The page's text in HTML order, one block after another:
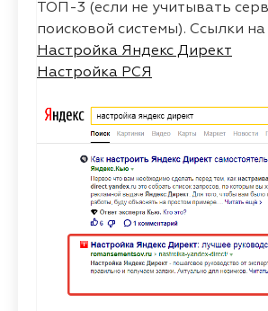
ТОП-3 (если не учитывать
поисковой системы). Ссылки на
Настройка Яндекс Директ
Настройка РСЯ